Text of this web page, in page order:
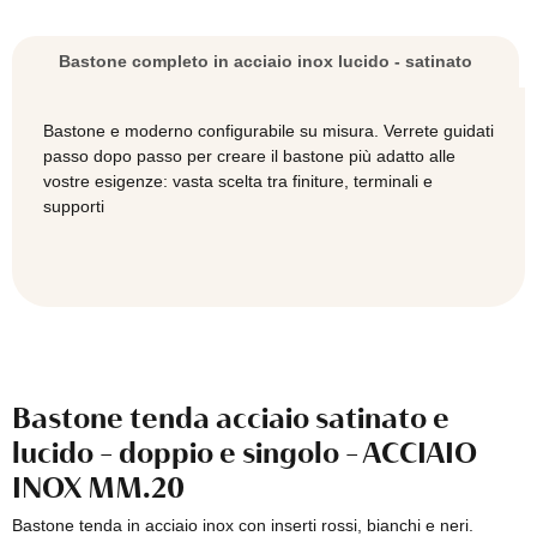
ACCIAIO
MM.20
Bastone completo in acciaio inox lucido - satinato
Bastone e moderno configurabile su misura. Verrete guidati
passo dopo passo per creare il bastone più adatto alle
vostre esigenze: vasta scelta tra finiture, terminali e
supporti
Bastone tenda acciaio satinato e
lucido - doppio e singolo - ACCIAIO
INOX MM.20
Bastone tenda in acciaio inox con inserti rossi, bianchi e neri.